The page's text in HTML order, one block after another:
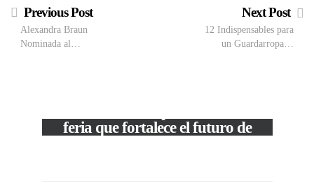
Previous Post
Alexandra Braun
Nominada al…
Next Post
12 Indispensables para
un Guardarropa…
feria que fortalece el futuro de